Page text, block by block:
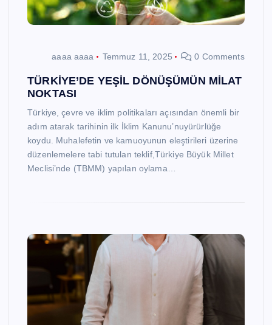
aaaa aaaa Temmuz 11, 2025 0 Comments
TÜRKİYE’DE YEŞİL DÖNÜŞÜMÜN MİLAT
NOKTASI
Türkiye, çevre ve iklim politikaları açısından önemli bir
adım atarak tarihinin ilk İklim Kanunu’nuyürürlüğe
koydu. Muhalefetin ve kamuoyunun eleştirileri üzerine
düzenlemelere tabi tutulan teklif,Türkiye Büyük Millet
Meclisi’nde (TBMM) yapılan oylama…